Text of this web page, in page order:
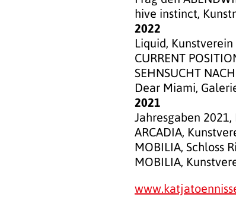
hive instinct,
2022
Liquid,
CURRENT
SEHNSUCHT
Dear Miami,
2021
Jahresgaben
ARCADIA,
MOBILIA, Schloss
MOBILIA,